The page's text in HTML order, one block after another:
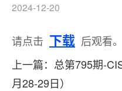
2024-12-20
请点击 下载 后观看。
上一篇：总第795期-
月28-29日）